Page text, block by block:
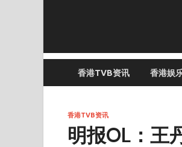
香港TVB资讯 香港娱
香港TVB资讯
明报OL：王